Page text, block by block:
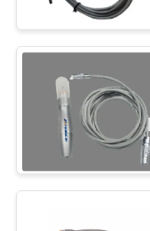
ΈΛΕΓΧΟΣ
ΕΛΆΤΕ
ΕΠΑΦΉ
ΜΕ